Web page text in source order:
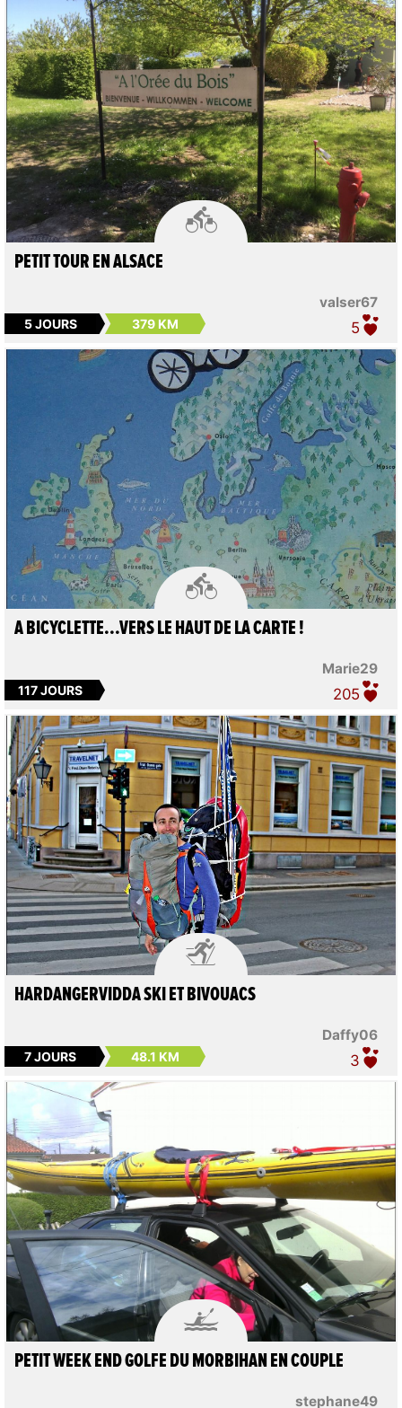

valser67
PETIT TOUR EN ALSACE
5 JOURS 379 KM 5

Marie29
A BICYCLETTE...VERS LE HAUT DE LA CARTE !
117 JOURS 205

Daffy06
HARDANGERVIDDA SKI ET BIVOUACS
7 JOURS 48.1 KM 3

stephane49
PETIT WEEK END GOLFE DU MORBIHAN EN COUPLE